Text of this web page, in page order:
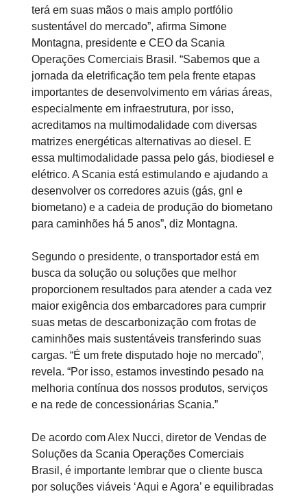
terá em suas mãos o mais amplo portfólio
sustentável do mercado”, afirma Simone
Montagna, presidente e CEO da Scania
Operações Comerciais Brasil. “Sabemos que a
jornada da eletrificação tem pela frente etapas
importantes de desenvolvimento em várias áreas,
especialmente em infraestrutura, por isso,
acreditamos na multimodalidade com diversas
matrizes energéticas alternativas ao diesel. E
essa multimodalidade passa pelo gás, biodiesel e
elétrico. A Scania está estimulando e ajudando a
desenvolver os corredores azuis (gás, gnl e
biometano) e a cadeia de produção do biometano
para caminhões há 5 anos”, diz Montagna.
Segundo o presidente, o transportador está em
busca da solução ou soluções que melhor
proporcionem resultados para atender a cada vez
maior exigência dos embarcadores para cumprir
suas metas de descarbonização com frotas de
caminhões mais sustentáveis transferindo suas
cargas. “É um frete disputado hoje no mercado”,
revela. “Por isso, estamos investindo pesado na
melhoria contínua dos nossos produtos, serviços
e na rede de concessionárias Scania.”
De acordo com Alex Nucci, diretor de Vendas de
Soluções da Scania Operações Comerciais
Brasil, é importante lembrar que o cliente busca
por soluções viáveis ‘Aqui e Agora’ e equilibradas